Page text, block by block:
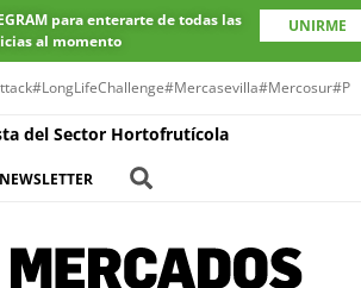
para enterarte de todas las
al momento
UNIRME
#LongLifeChallenge#Mercasevilla#Mercosur
del Sector Hortofrutícola
NEWSLETTER